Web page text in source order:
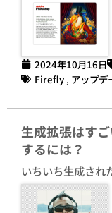
2024年10月16日
Firefly , アップデ
生成拡張はす
するには？
いちいち生成され